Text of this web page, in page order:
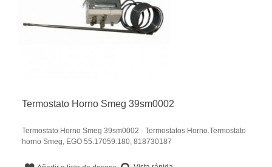
Termostato Horno Smeg 39sm0002
Termostato Horno Smeg 39sm0002 - Termostatos Horno.Termostato
horno Smeg, EGO 55.17059.180, 818730187